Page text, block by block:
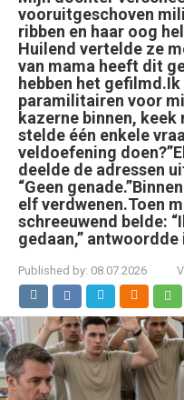
vooruitgeschoven
ribben en haar oog
Huilend vertelde ze
van mama heeft dit
hebben het
paramilitairen voor
kazerne binnen,
stelde één enkele
veldoefening
deelde de adressen
“Geen
elf verdwenen.Toen
schreeuwend belde:
gedaan,”
Published by: 08.07.2026